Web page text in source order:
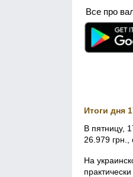
Все про
Итоги дня
В пятницу,
26.979 грн.,
На